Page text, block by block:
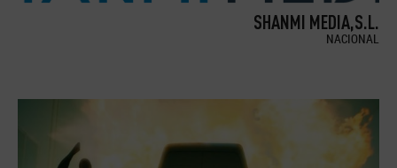
SHANMI MEDIA,S.L.
NACIONAL